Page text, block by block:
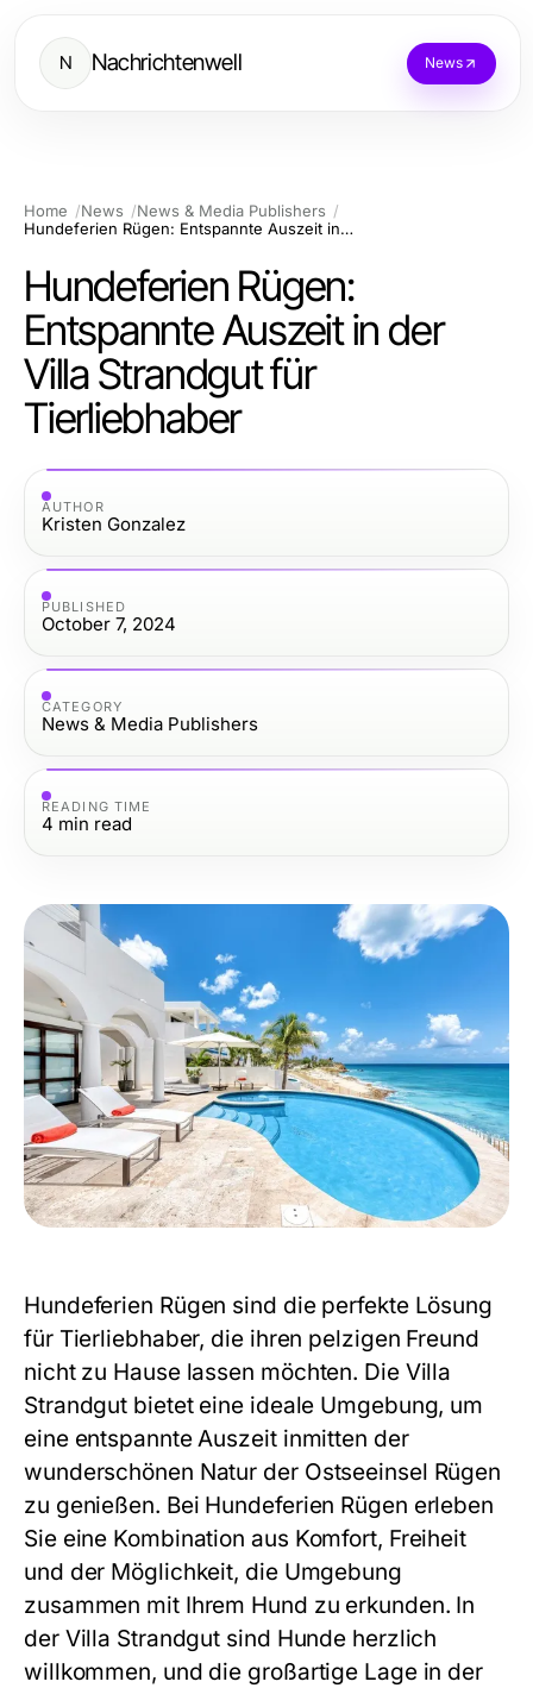
N Nachrichtenwell News
Home News
News & Media Publishers
Hundeferien Rügen: Entspannte Auszeit in der Villa Strandgut für Tierliebhaber
Hundeferien Rügen:
Entspannte Auszeit in der
Villa Strandgut für
Tierliebhaber
AUTHOR
Kristen Gonzalez
PUBLISHED
October 7, 2024
CATEGORY
News & Media Publishers
READING TIME
4 min read
Hundeferien Rügen sind die perfekte Lösung
für Tierliebhaber, die ihren pelzigen Freund
nicht zu Hause lassen möchten. Die Villa
Strandgut bietet eine ideale Umgebung, um
eine entspannte Auszeit inmitten der
wunderschönen Natur der Ostseeinsel Rügen
zu genießen. Bei Hundeferien Rügen erleben
Sie eine Kombination aus Komfort, Freiheit
und der Möglichkeit, die Umgebung
zusammen mit Ihrem Hund zu erkunden. In
der Villa Strandgut sind Hunde herzlich
willkommen, und die großartige Lage in der